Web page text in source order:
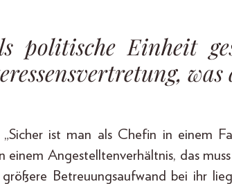
politische Einheit
was
ist man als Chefin in einem
Angestelltenverhältnis, das
Betreuungsaufwand bei ihr